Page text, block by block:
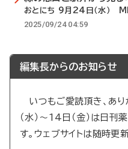
おとにち 9月24日（水）
2025/09/24 04:59
編集長からのお知らせ
いつもご愛読頂き、あり
（水）～14日（金）は日刊
す。ウェブサイトは随時更新